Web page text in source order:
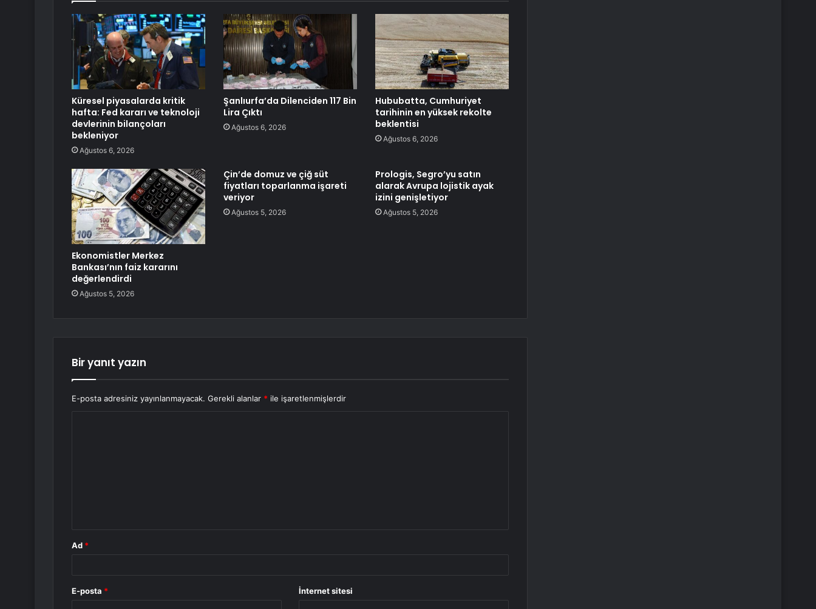
Küresel piyasalarda kritik
hafta: Fed kararı ve teknoloji
devlerinin bilançoları
bekleniyor
Ağustos 6, 2026
Şanlıurfa’da Dilenciden 117 Bin
Lira Çıktı
Ağustos 6, 2026
Hububatta, Cumhuriyet
tarihinin en yüksek rekolte
beklentisi
Ağustos 6, 2026
Ekonomistler Merkez
Bankası’nın faiz kararını
değerlendirdi
Ağustos 5, 2026
Çin’de domuz ve çiğ süt
fiyatları toparlanma işareti
veriyor
Ağustos 5, 2026
Prologis, Segro’yu satın
alarak Avrupa lojistik ayak
izini genişletiyor
Ağustos 5, 2026
Bir yanıt yazın
E-posta adresiniz yayınlanmayacak. Gerekli alanlar * ile işaretlenmişlerdir
Ad *
E-posta * İnternet sitesi